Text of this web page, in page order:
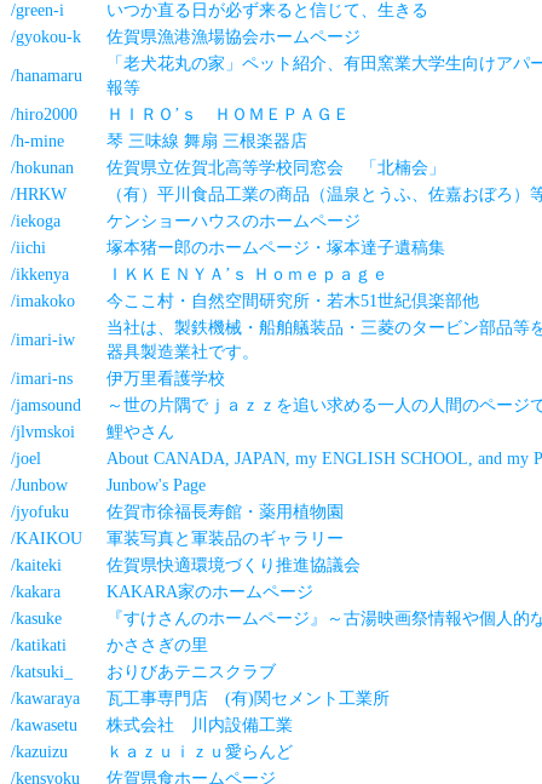
/green-i
いつか直る日が必ず来ると信じて、生きる
/gyokou-k
佐賀県漁港漁場協会ホームページ
/hanamaru
「老犬花丸の家」ペット紹介、有田窯業大学生向けアパ
報等
/hiro2000
ＨＩＲＯ’ｓ ＨＯＭＥＰＡＧＥ
/h-mine
琴 三味線 舞扇 三根楽器店
/hokunan
佐賀県立佐賀北高等学校同窓会 「北楠会」
/HRKW
（有）平川食品工業の商品（温泉とうふ、佐嘉おぼろ）
/iekoga
ケンショーハウスのホームページ
/iichi
塚本猪ー郎のホームページ・塚本達子遺稿集
/ikkenya
ＩＫＫＥＮＹＡ’ｓ Ｈｏｍｅｐａｇｅ
/imakoko
今ここ村・自然空間研究所・若木51世紀倶楽部他
/imari-iw
当社は、製鉄機械・船舶艤装品・三菱のタービン部品等
器具製造業社です。
/imari-ns
伊万里看護学校
/jamsound
～世の片隅でｊａｚｚを追い求める一人の人間のページ
/jlvmskoi
鯉やさん
/joel
About CANADA, JAPAN, my ENGLISH SCHOOL, and my
/Junbow
Junbow's Page
/jyofuku
佐賀市徐福長寿館・薬用植物園
/KAIKOU
軍装写真と軍装品のギャラリー
/kaiteki
佐賀県快適環境づくり推進協議会
/kakara
KAKARA家のホームページ
/kasuke
『すけさんのホームページ』～古湯映画祭情報や個人的
/katikati
かささぎの里
/katsuki_
おりびあテニスクラブ
/kawaraya
瓦工事専門店 (有)関セメント工業所
/kawasetu
株式会社 川内設備工業
/kazuizu
ｋａｚｕｉｚｕ愛らんど
/kensyoku
佐賀県食ホームページ